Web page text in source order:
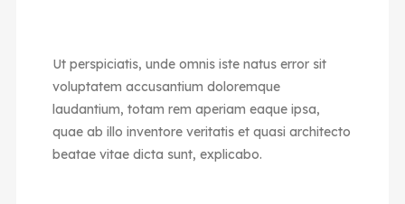
Ut perspiciatis, unde omnis iste natus error sit
voluptatem accusantium doloremque
laudantium, totam rem aperiam eaque ipsa,
quae ab illo inventore veritatis et quasi architecto
beatae vitae dicta sunt, explicabo.